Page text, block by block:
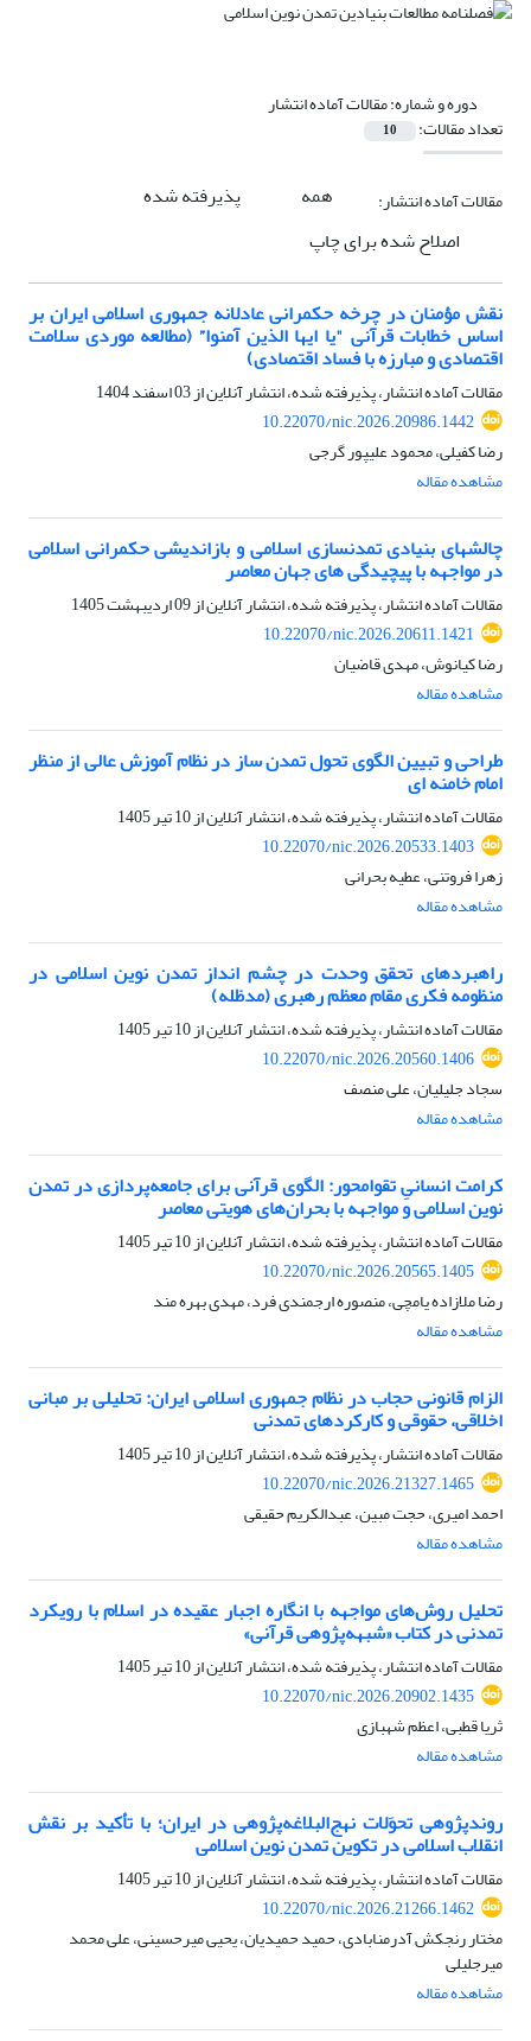
دوره و شماره:مقالات آماده انتشار
تعداد مقالات: 10
مقالات آماده انتشار: همه
پذیرفته شده
اصلاح شده برای چاپ
نقش مؤمنان در چرخه حکمرانی عادلانه جمهوری اسلامی ایران بر
اساس خطابات قرآنی "یا ایها الذین آمنوا” (مطالعه موردی سلامت
اقتصادی و مبارزه با فساد اقتصادی)
مقالات آماده انتشار، پذیرفته شده، انتشار آنلاین از03 اسفند 1404
10.22070/nic.2026.20986.1442
رضا کفیلی، محمود علیپور گرجی
مشاهده مقاله
چالش‏های بنیادی تمدن‏سازی اسلامی و بازاندیشی حکمرانی اسلامی
در مواجهه با پیچیدگی های جهان معاصر
مقالات آماده انتشار، پذیرفته شده، انتشار آنلاین از09 اردیبهشت 1405
10.22070/nic.2026.20611.1421
رضا کیانوش، مهدی قاضیان
مشاهده مقاله
طراحی و تبیین الگوی تحول تمدن ساز در نظام آموزش عالی از منظر
امام خامنه ای
مقالات آماده انتشار، پذیرفته شده، انتشار آنلاین از10 تیر 1405
10.22070/nic.2026.20533.1403
زهرا فروتنی، عطیه بحرانی
مشاهده مقاله
راهبردهای تحقق وحدت در چشم انداز تمدن نوین اسلامی در
منظومه فکری مقام معظم رهبری (مدظله)
مقالات آماده انتشار، پذیرفته شده، انتشار آنلاین از10 تیر 1405
10.22070/nic.2026.20560.1406
سجاد جلیلیان، علی منصف
مشاهده مقاله
کرامت انسانیِ تقوامحور: الگوی قرآنی برای جامعه‌پردازی در تمدن
نوین اسلامی و مواجهه با بحران‌های هویتی معاصر
مقالات آماده انتشار، پذیرفته شده، انتشار آنلاین از10 تیر 1405
10.22070/nic.2026.20565.1405
رضا ملازاده یامچی، منصوره ارجمندی فرد، مهدی بهره مند
مشاهده مقاله
الزام قانونی حجاب در نظام جمهوری اسلامی ایران: تحلیلی بر مبانی
اخلاقی، حقوقی و کارکردهای تمدنی
مقالات آماده انتشار، پذیرفته شده، انتشار آنلاین از10 تیر 1405
10.22070/nic.2026.21327.1465
احمد امیری، حجت مبین، عبدالکریم حقیقی
مشاهده مقاله
تحلیل روش‌های مواجهه با انگاره اجبار عقیده‏ در اسلام با رویکرد
تمدنی در کتاب «شبهه‌پژوهی قرآنی»‏
مقالات آماده انتشار، پذیرفته شده، انتشار آنلاین از10 تیر 1405
10.22070/nic.2026.20902.1435
ثریا قطبی، اعظم شهبازی
مشاهده مقاله
روندپژوهی تحوَلات نهج‌البلاغه‌‌پژوهی در ایران؛ با تأکید بر نقش
انقلاب اسلامی در تکوین تمدن نوین اسلامی
مقالات آماده انتشار، پذیرفته شده، انتشار آنلاین از10 تیر 1405
10.22070/nic.2026.21266.1462
مختار رنجکش آدرمنابادی، حمید حمیدیان، یحیی میرحسینی، علی محمد
میرجلیلی
مشاهده مقاله